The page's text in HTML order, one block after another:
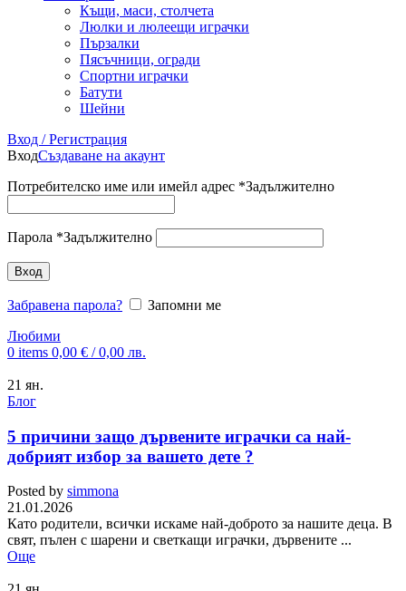
Къщи, маси, столчета
Люлки и люлеещи играчки
Пързалки
Пясъчници, огради
Спортни играчки
Батути
Шейни
Вход / Регистрация
ВходСъздаване на акаунт
Потребителско име или имейл адрес *Задължително
Парола *Задължително
Вход
Забравена парола?
Запомни ме
Любими
0 items 0,00 € / 0,00 лв.
21 ян.
Блог
5 причини защо дървените играчки са най-
добрият избор за вашето дете ?
Posted by simmona
21.01.2026
Като родители, всички искаме най-доброто за нашите деца. В
свят, пълен с шарени и светкащи играчки, дървените ...
Още